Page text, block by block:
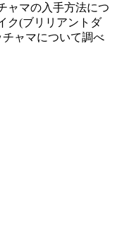
ャマの入手方法につ
ク(ブリリアントダ
ャマについて調べ